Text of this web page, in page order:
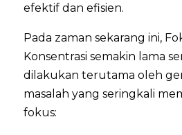
efektif dan efisien.
Pada zaman sekarang ini,
Konsentrasi semakin lama
dilakukan terutama oleh
masalah yang seringkali
fokus: